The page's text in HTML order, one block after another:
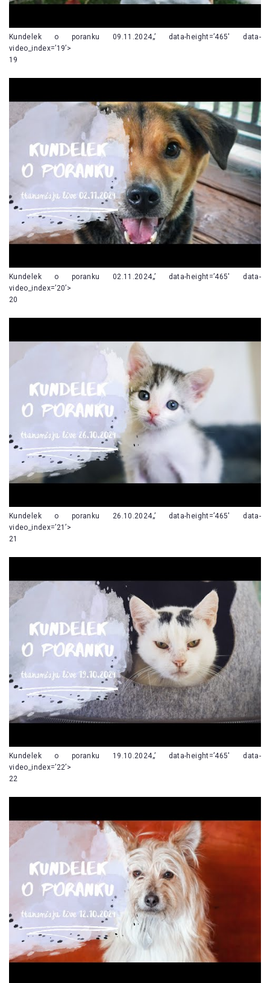
Kundelek o poranku 09.11.2024„’ data-height=’465′ data-
video_index=’19’>
19
Kundelek o poranku 02.11.2024„’ data-height=’465′ data-
video_index=’20’>
20
Kundelek o poranku 26.10.2024„’ data-height=’465′ data-
video_index=’21’>
21
Kundelek o poranku 19.10.2024„’ data-height=’465′ data-
video_index=’22’>
22